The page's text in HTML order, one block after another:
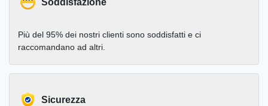
Più del 95% dei nostri clienti sono soddisfatti e ci
raccomandano ad altri.
Sicurezza